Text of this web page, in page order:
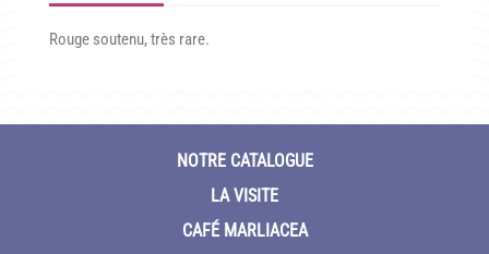
Rouge soutenu, très rare.
NOTRE CATALOGUE
LA VISITE
CAFÉ MARLIACEA